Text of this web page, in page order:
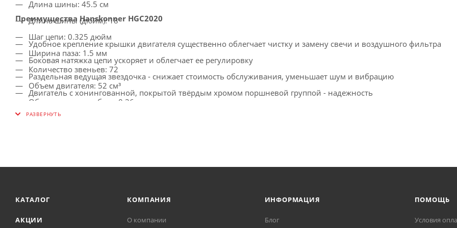
Длина шины: 45.5 см
Длина шины (дюйм): 18
Шаг цепи: 0.325 дюйм
Ширина паза: 1.5 мм
Количество звеньев: 72
Объем двигателя: 52 см³
Объем масляного бака: 0.26 л
Емкость топливного бака: 0.55 л
Обороты холостого хода: 3200 об/мин
Мах скорость вращения цепи: 20 м/с
Легкий запуск: да
Преимущества Hanskonner HGC2020
Удобное крепление крышки двигателя существенно облегчает чистку и замену свечи и воздушного фильтра
Боковая натяжка цепи ускоряет и облегчает ее регулировку
Раздельная ведущая звездочка - снижает стоимость обслуживания, уменьшает шум и вибрацию
Двигатель с хонингованной, покрытой твёрдым хромом поршневой группой - надежность
КАТАЛОГ
АКЦИИ
КОМПАНИЯ
О компании
ИНФОРМАЦИЯ
Блог
ПОМОЩЬ
Условия